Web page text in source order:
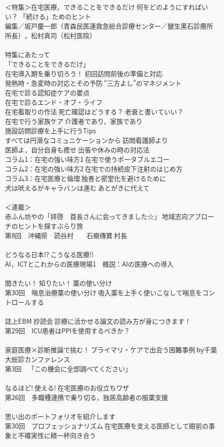
＜特集＞在宅医療、できることをできるだけ 何をどのようにすればい
い？ 「続ける」ためのヒント
編集／坂戸慶一郎（青森民医連救急総合診療センター／健生黒石診療所
所長），松村真司（松村医院）
特集にあたって
「できることをできるだけ」
在宅導入期を乗り切ろう！ 初回訪問前後の準備と対応
発熱時・急変時の対応とその予防 “三方よし”のマネジメント
在宅で診る認知症ケアの要点
在宅で診るエンド・オブ・ライフ
在宅看取りの作法 死亡確認はどうする？ 老衰と書いていい？
在宅で行う家族ケア 介護者であり，家族であり
施設訪問診療を上手に行うTips
すべては円滑なコミュニケーションから 訪問看護師より
医師よ，自分自身も癒せ 出張や休みの時の対応法
コラム1：在宅の強い味方1 在宅で使うポータブルエコー
コラム2：在宅の強い味方2 在宅での持続皮下注射のはじめ方
コラム3：在宅医療と倫理 独善と密室化を避けるために
犬は吠えるがキャラバンは進む あとがきに代えて
＜連載＞
赤ふん坊やの「拝啓 首長さんに会ってきました☆」 地域志向アプロー
チのヒントを探すぶらり旅
第8回 沖縄県 読谷村 石嶺傳實 村長
どうなる日本!? こうなる医療!!
AI，ICTとこれからの医療現場1 概説：AIの医療への導入
聞きたい！ 知りたい！ 薬の使い分け
第30回 喘息治療薬の使い分け 吸入薬を上手く使いこなして喘息をコン
トロールする
誌上EBM 抄読会 診療に活かせる論文の読み方が身につきます！
第29回 ICU患者はPPIを使用するべきか？
家庭医療×診断推論で挑む！ プライマリ・ケアで出会う困難事例 by千葉
大総診カンファレンス
第3回 「この機会に全部調べてください」
なるほど! 使える! 在宅医療のお役立ちワザ
第26回 多職種連携で乗り切る，独居高齢者の服薬支援
思い出のポートフォリオを紹介します
第30回 プロフェッショナリズム 在宅医療を支える医師として眼前の事
象と不確実性に精一杯向き合う